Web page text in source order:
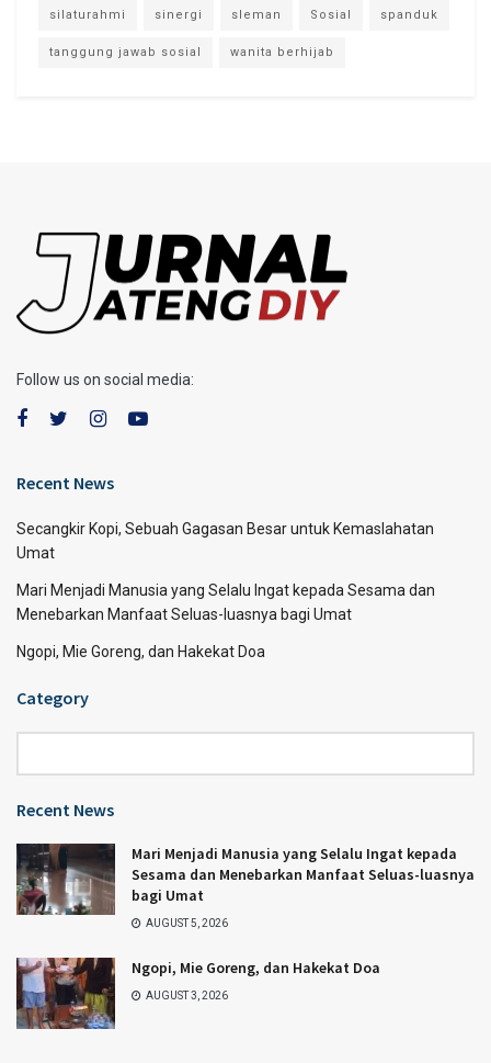
silaturahmi sinergi sleman Sosial spanduk
tanggung jawab sosial wanita berhijab
Follow us on social media:
Recent News
Secangkir Kopi, Sebuah Gagasan Besar untuk Kemaslahatan
Umat
Mari Menjadi Manusia yang Selalu Ingat kepada Sesama dan
Menebarkan Manfaat Seluas-luasnya bagi Umat
Ngopi, Mie Goreng, dan Hakekat Doa
Category
Recent News
Mari Menjadi Manusia yang Selalu Ingat kepada
Sesama dan Menebarkan Manfaat Seluas-luasnya
bagi Umat
AUGUST 5, 2026
Ngopi, Mie Goreng, dan Hakekat Doa
AUGUST 3, 2026